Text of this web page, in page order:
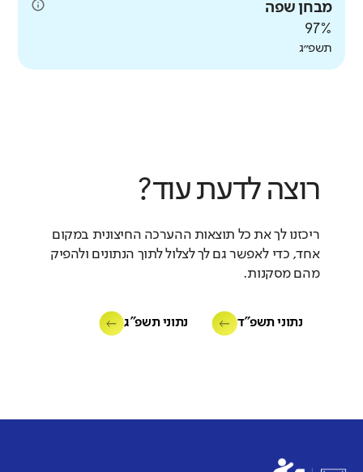
מבחן שפה
97%
תשפ״ג
רוצה לדעת עוד?
ריכזנו לך את כל תוצאות ההערכה החיצונית במקום
אחד, כדי לאפשר גם לך לצלול לתוך הנתונים ולהפיק
מהם מסקנות.
נתוני תשפ"ד נתוני תשפ"ג